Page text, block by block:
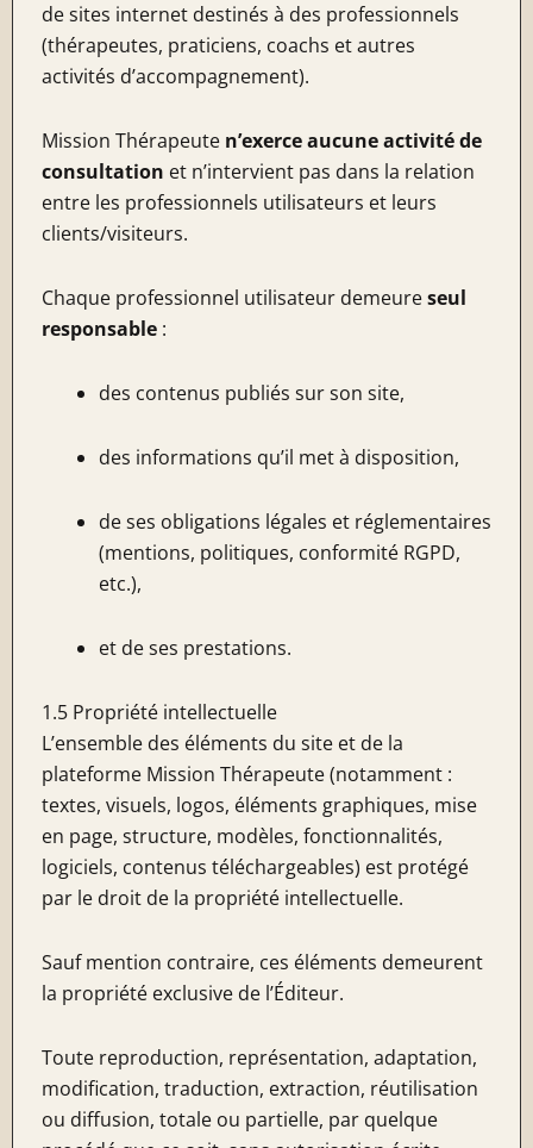
de sites internet destinés à des professionnels
(thérapeutes, praticiens, coachs et autres
activités d’accompagnement).
Mission Thérapeute n’exerce aucune activité de
consultation et n’intervient pas dans la relation
entre les professionnels utilisateurs et leurs
clients/visiteurs.
Chaque professionnel utilisateur demeureseul
responsable :
des contenus publiés sur son site,
des informations qu’il met à disposition,
de ses obligations légales et réglementaires
(mentions, politiques, conformité RGPD,
etc.),
et de ses prestations.
1.5 Propriété intellectuelle
L’ensemble des éléments du site et de la
plateforme Mission Thérapeute (notamment :
textes, visuels, logos, éléments graphiques, mise
en page, structure, modèles, fonctionnalités,
logiciels, contenus téléchargeables) est protégé
par le droit de la propriété intellectuelle.
Sauf mention contraire, ces éléments demeurent
la propriété exclusive de l’Éditeur.
Toute reproduction, représentation, adaptation,
modification, traduction, extraction, réutilisation
ou diffusion, totale ou partielle, par quelque